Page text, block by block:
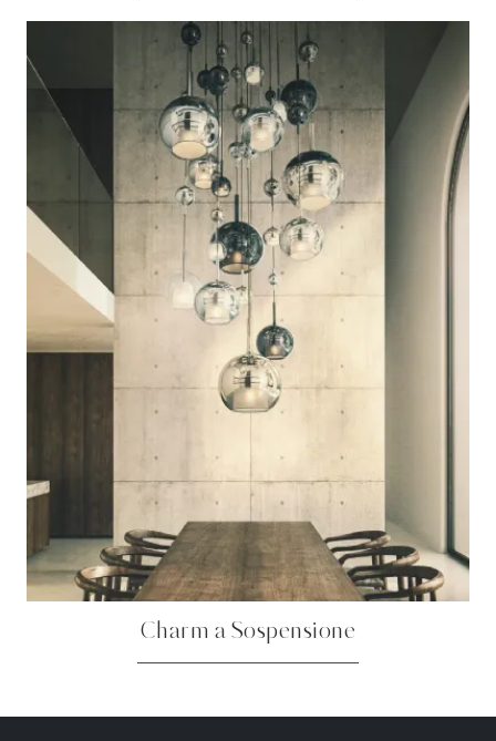
Charm a Sospensione